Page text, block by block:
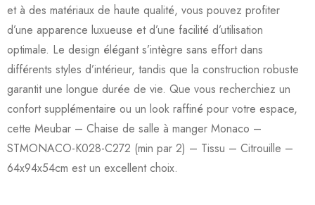
et à des matériaux de haute qualité, vous pouvez profiter
d’une apparence luxueuse et d’une facilité d’utilisation
optimale. Le design élégant s’intègre sans effort dans
différents styles d’intérieur, tandis que la construction robuste
garantit une longue durée de vie. Que vous recherchiez un
confort supplémentaire ou un look raffiné pour votre espace,
cette Meubar – Chaise de salle à manger Monaco –
STMONACO-K028-C272 (min par 2) – Tissu – Citrouille –
64x94x54cm est un excellent choix.